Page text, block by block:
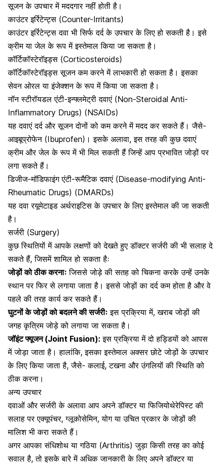
सूजन के उपचार में मददगार नहीं होती है।
काउंटर इर्रिटेन्ट्स (Counter-Irritants)
काउंटर इर्रिटेन्ट्स दवा भी सिर्फ दर्द के उपचार के लिए हो सकती है। इसे
क्रीम या जेल के रूप में इस्तेमाल किया जा सकता है।
कॉर्टिकॉस्टेरॉइड्स (Corticosteroids)
कॉर्टिकॉस्टेरॉइड्स सूजन कम करने में लाभकारी हो सकता है। इसका
सेवन ओरल या इंजेक्शन के रूप में किया जा सकता है।
नॉन स्टीरॉयडल एंटी-इन्फ्लमेट्री दवाएं (Non-Steroidal Anti-
Inflammatory Drugs) (NSAIDs)
यह दवाएं दर्द और सूजन दोनों को कम करने में मदद कर सकते हैं। जैसे-
आइबूप्रोफेन (Ibuprofen)। इसके अलावा, इस तरह की कुछ दवाएं
क्रीम और जेल के रूप में भी मिल सकती हैं जिन्हें आप प्रभावित जोड़ों पर
लगा सकते हैं।
डिजीज-मॉडिफाइंग एंटी-रूमैटिक दवाएं (Disease-modifying Anti-
Rheumatic Drugs) (DMARDs)
यह दवा रयूमेटाइड अर्थराइटिस के उपचार के लिए इस्तेमाल की जा सकती
है।
सर्जरी (Surgery)
कुछ स्थितियों में आपके लक्षणों को देखते हुए डॉक्टर सर्जरी की भी सलाह दे
सकते हैं, जिसमें शामिल हो सकता हैः
जोड़ों को ठीक करनाः जिससे जोड़े की सतह को चिकना करके उन्हें उनके
स्थान पर फिर से लगाया जाता है। इससे जोड़ों का दर्द कम होता है और वे
पहले की तरह कार्य कर सकते हैं।
घुटनों के जोड़ों को बदलने की सर्जरीः इस प्रक्रिया में, खराब जोड़ों की
जगह कृत्रिम जोड़े को लगाया जा सकता है।
जॉइंट फ्यूजन (Joint Fusion): इस प्रक्रिया में दो हड्डियों को आपस
में जोड़ा जाता है। हालांकि, इसका इस्तेमाल अक्सर छोटे जोड़ों के उपचार
के लिए किया जाता है, जैसे- कलाई, टखना और उंगलियों की स्थिति को
ठीक करना।
अन्य उपचार
दवाओं और सर्जरी के अलावा आप अपने डॉक्टर या फिजियोथेरेपिस्ट की
सलाह पर एक्यूपंचर, ग्लूकोसेमिन, योग या उचित प्रकार के जोड़ों की
मालिश भी करा सकते हैं।
अगर आपका संधिशोथ या गठिया (Arthritis) जुड़ा किसी तरह का कोई
सवाल है, तो इसके बारे में अधिक जानकारी के लिए अपने डॉक्टर या